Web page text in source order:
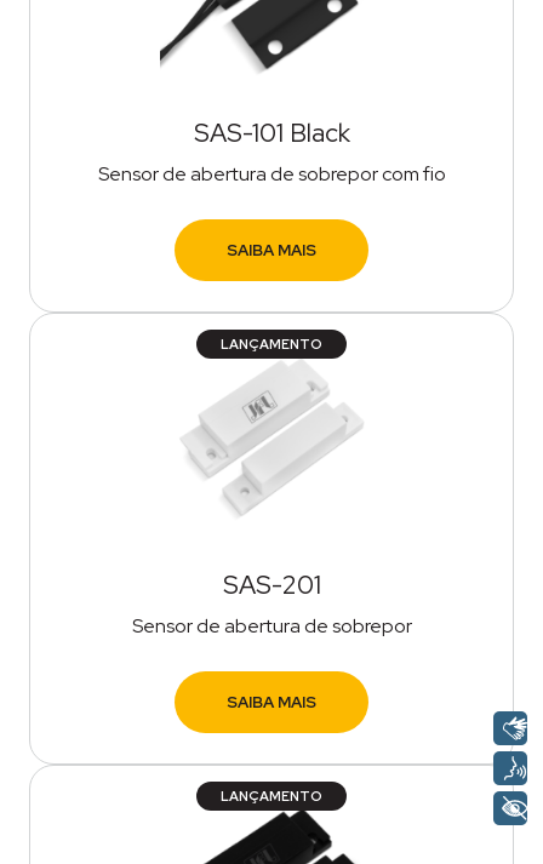
SAS-101 Black
Sensor de abertura de sobrepor com fio
SAIBA MAIS
LANÇAMENTO
SAS-201
Sensor de abertura de sobrepor
SAIBA MAIS
LANÇAMENTO